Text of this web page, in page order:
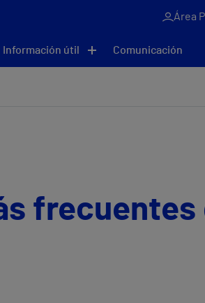
Área
Información útil Comunicación
frecuentes